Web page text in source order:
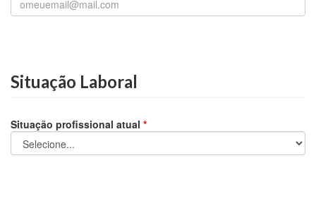
Situação Laboral
Situação profissional atual *